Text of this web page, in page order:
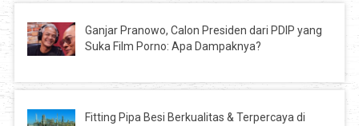
Ganjar Pranowo, Calon Presiden dari PDIP yang
Suka Film Porno: Apa Dampaknya?
Fitting Pipa Besi Berkualitas & Terpercaya di